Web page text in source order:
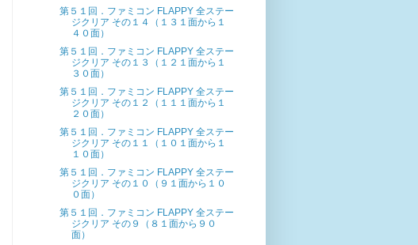
第５１回．ファミコン FLAPPY 全ステー
ジクリア その１４（１３１面から１
４０面）
第５１回．ファミコン FLAPPY 全ステー
ジクリア その１３（１２１面から１
３０面）
第５１回．ファミコン FLAPPY 全ステー
ジクリア その１２（１１１面から１
２０面）
第５１回．ファミコン FLAPPY 全ステー
ジクリア その１１（１０１面から１
１０面）
第５１回．ファミコン FLAPPY 全ステー
ジクリア その１０（９１面から１０
０面）
第５１回．ファミコン FLAPPY 全ステー
ジクリア その９（８１面から９０
面）